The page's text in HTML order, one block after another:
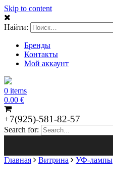
Skip to content
Найти:
Бренды
Контакты
Мой аккаунт
0 items
0.00 €
+7(925)-581-82-57
Search for:
Главная Витрина УФ-лампы